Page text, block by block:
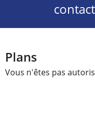
Plans
Vous n'êtes pas